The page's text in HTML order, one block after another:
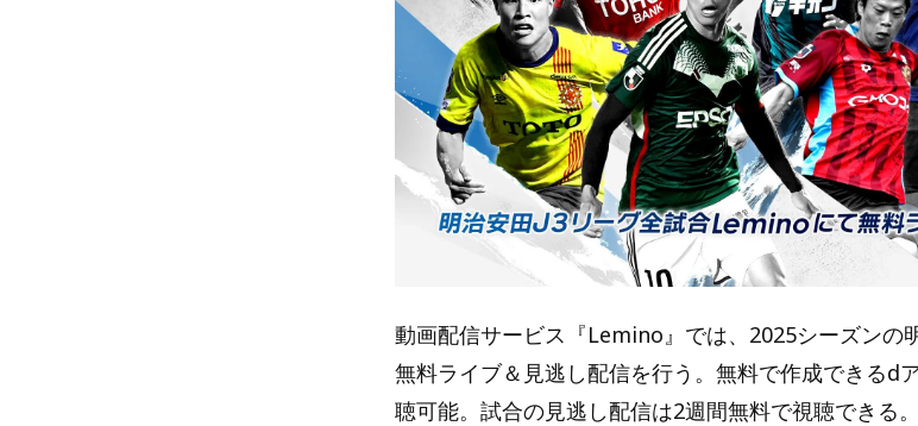
動画配信サービス『Lemino』では、2025シーズンの
無料ライブ＆見逃し配信を行う。無料で作成できるd
聴可能。試合の見逃し配信は2週間無料で視聴できる。